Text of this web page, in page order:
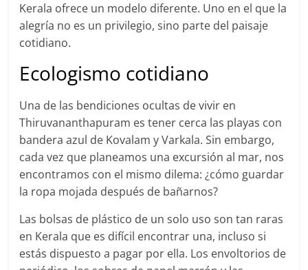
Kerala ofrece un modelo diferente. Uno en el que la
alegría no es un privilegio, sino parte del paisaje
cotidiano.
Ecologismo cotidiano
Una de las bendiciones ocultas de vivir en
Thiruvananthapuram es tener cerca las playas con
bandera azul de Kovalam y Varkala. Sin embargo,
cada vez que planeamos una excursión al mar, nos
encontramos con el mismo dilema: ¿cómo guardar
la ropa mojada después de bañarnos?
Las bolsas de plástico de un solo uso son tan raras
en Kerala que es difícil encontrar una, incluso si
estás dispuesto a pagar por ella. Los envoltorios de